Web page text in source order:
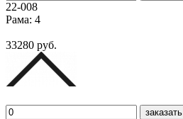
22-008
Рама: 4
33280 руб.
заказать